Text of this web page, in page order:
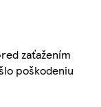
zaťažením
poškodeniu